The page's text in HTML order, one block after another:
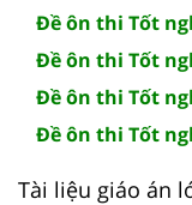
Đề ôn thi Tốt
Đề ôn thi Tốt
Đề ôn thi Tốt
Đề ôn thi Tốt
Tài liệu giáo án